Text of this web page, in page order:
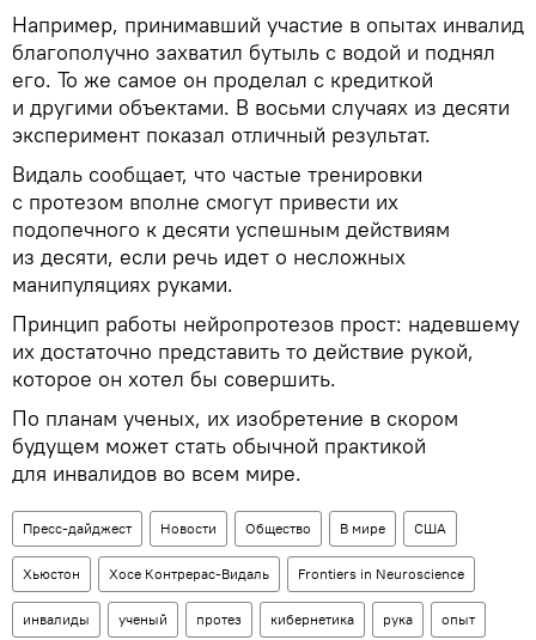
Например, принимавший участие в опытах инвалид
благополучно захватил бутыль с водой и поднял
его. То же самое он проделал с кредиткой
и другими объектами. В восьми случаях из десяти
эксперимент показал отличный результат.
Видаль сообщает, что частые тренировки
с протезом вполне смогут привести их
подопечного к десяти успешным действиям
из десяти, если речь идет о несложных
манипуляциях руками.
Принцип работы нейропротезов прост: надевшему
их достаточно представить то действие рукой,
которое он хотел бы совершить.
По планам ученых, их изобретение в скором
будущем может стать обычной практикой
для инвалидов во всем мире.
Пресс-дайджест Новости Общество В мире США
Хьюстон Хосе Контрерас-Видаль Frontiers in Neuroscience
инвалиды ученый протез кибернетика рука опыт